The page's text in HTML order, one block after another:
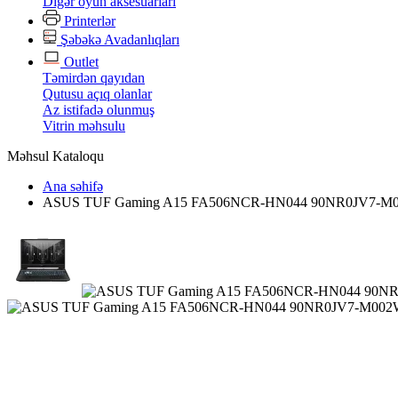
Printerlər
Şəbəkə Avadanlıqları
Outlet
Təmirdən qayıdan
Qutusu açıq olanlar
Az istifadə olunmuş
Vitrin məhsulu
Məhsul Kataloqu
Ana səhifə
ASUS TUF Gaming A15 FA506NCR-HN044 90NR0JV7-